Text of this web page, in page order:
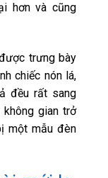
hơn và cũng
trưng bày
chiếc nón lá,
đều rất sang
gian trở
một mẫu đèn